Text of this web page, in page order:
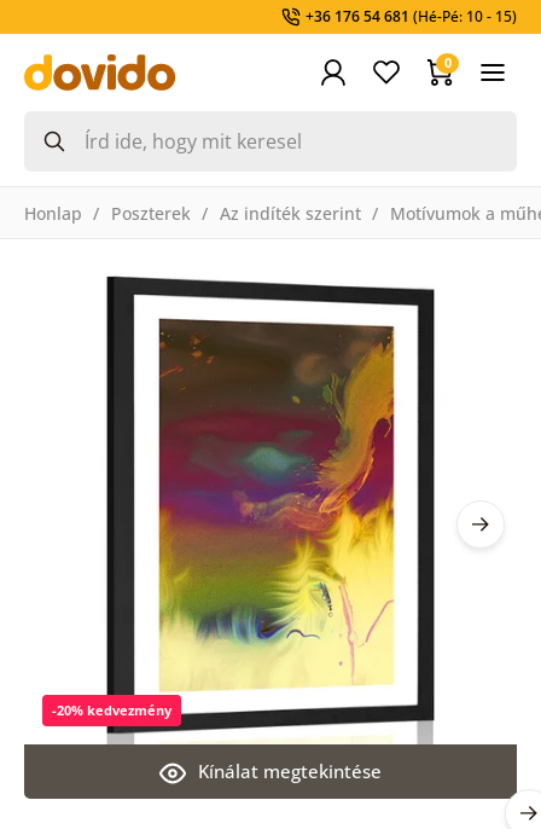
+36 176 54 681 (Hé-Pé: 10 - 15)
0
Honlap Poszterek Az indíték szerint Motívumok a
Kínálat megtekintése
-20% kedvezmény